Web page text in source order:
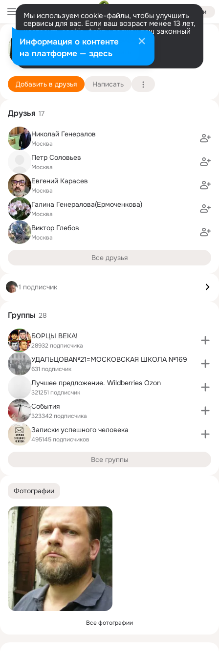
Войти
Мы используем cookie-файлы, чтобы улучшить
сервисы для вас. Если ваш возраст менее 13 лет,
настроить cookie-файлы должен ваш законный
представитель. Больше информации
Разрешить все Настроить
Дмитрий Шелепеев
Москва 24 ноября (64 года)
Подробнее
Добавить в друзья Написать
Фотографии
Все фотографии
Друзья 17
Николай Генералов
Москва
Петр Соловьев
Москва
Евгений Карасев
Москва
Галина Генералова(Ермоченкова)
Москва
Виктор Глебов
Москва
Все друзья
1 подписчик
Группы 28
БОРЦЫ ВЕКА!
28932 подписчика
УДАЛЬЦОВА№21=МОСКОВСКАЯ ШКОЛА №169
631 подписчик
Лучшее предложение. Wildberries Ozon
321251 подписчик
События
323342 подписчика
Записки успешного человека
495145 подписчиков
Все группы
Информация о контенте
на платформе — здесь